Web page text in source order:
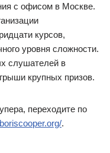
с офисом в Москве.
курсов,
уровня сложности.
слушателей в
крупных призов.
переходите по
.